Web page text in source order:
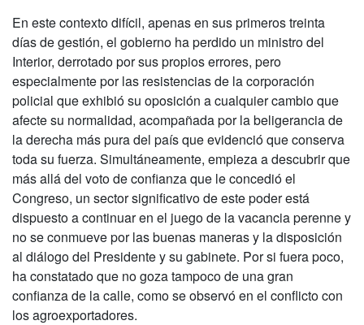
En este contexto difícil, apenas en sus primeros treinta
días de gestión, el gobierno ha perdido un ministro del
Interior, derrotado por sus propios errores, pero
especialmente por las resistencias de la corporación
policial que exhibió su oposición a cualquier cambio que
afecte su normalidad, acompañada por la beligerancia de
la derecha más pura del país que evidenció que conserva
toda su fuerza. Simultáneamente, empieza a descubrir que
más allá del voto de confianza que le concedió el
Congreso, un sector significativo de este poder está
dispuesto a continuar en el juego de la vacancia perenne y
no se conmueve por las buenas maneras y la disposición
al diálogo del Presidente y su gabinete. Por si fuera poco,
ha constatado que no goza tampoco de una gran
confianza de la calle, como se observó en el conflicto con
los agroexportadores.